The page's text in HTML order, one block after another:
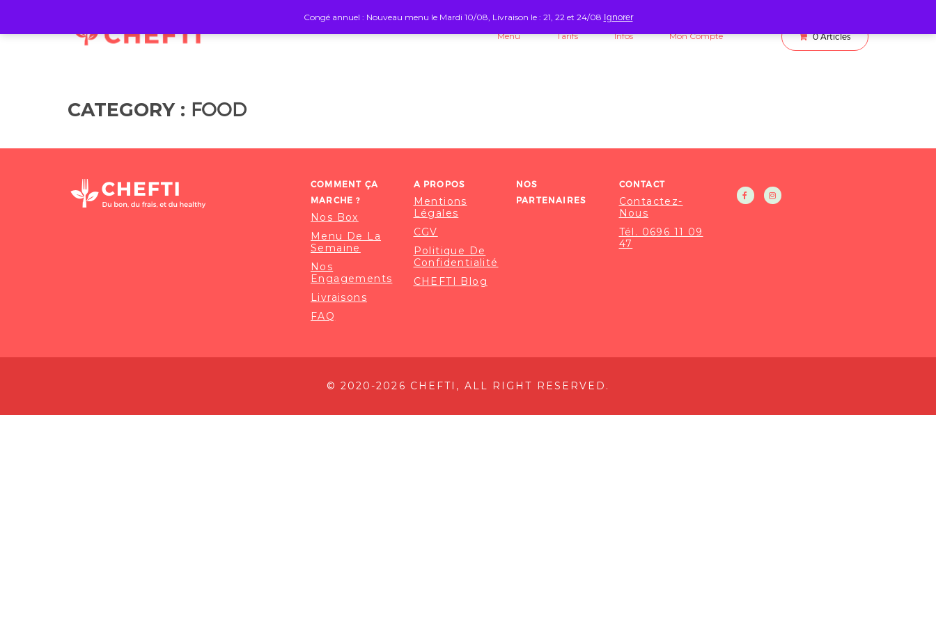
Menu Tarifs Infos Mon Compte 0 Articles
CATEGORY : FOOD
COMMENT ÇA
MARCHE ?
Nos Box
Menu De La
Semaine
Nos
Engagements
Livraisons
FAQ
A PROPOS
Mentions
Légales
CGV
Politique De
Confidentialité
CHEFTI Blog
NOS
PARTENAIRES
CONTACT
Contactez-
Nous
Tél. 0696 11 09
47
© 2020-2026 CHEFTI, ALL RIGHT RESERVED.
Congé annuel : Nouveau menu le Mardi 10/08, Livraison le : 21, 22 et 24/08 Ignorer